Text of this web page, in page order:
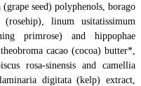
seed) polyphenols, borago
linum usitatissimum
primrose) and hippophae
cacao (cocoa) butter*,
rosa-sinensis and camellia
digitata (kelp) extract,